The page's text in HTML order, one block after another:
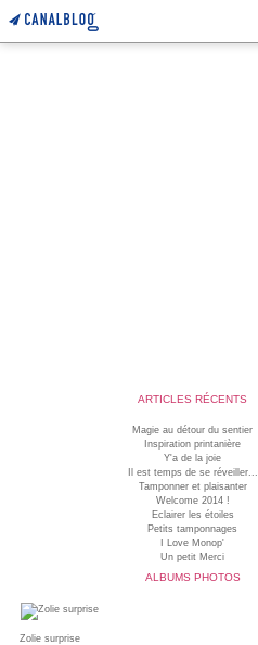
ARTICLES RÉCENTS
Magie au détour du sentier
Inspiration printanière
Y'a de la joie
Il est temps de se réveiller...
Tamponner et plaisanter
Welcome 2014 !
Eclairer les étoiles
Petits tamponnages
I Love Monop'
Un petit Merci
ALBUMS PHOTOS
Zolie surprise